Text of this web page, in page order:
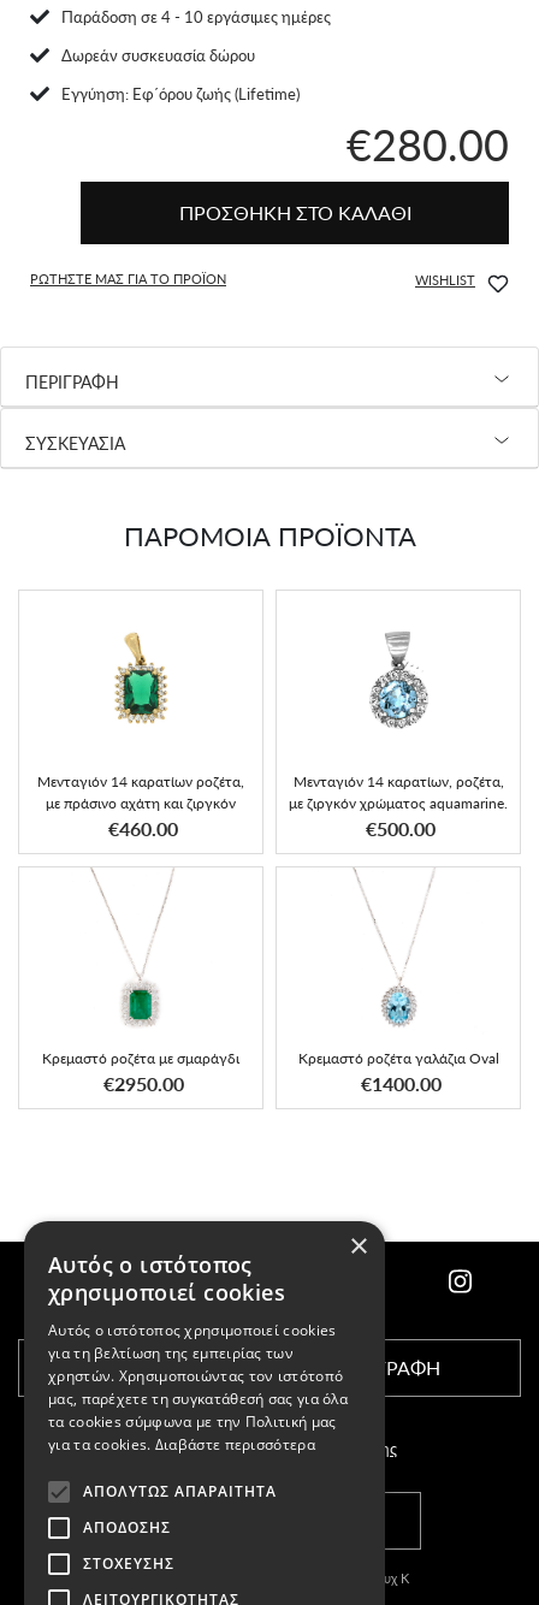
Παράδοση σε 4 - 10 εργάσιμες ημέρες
Δωρεάν συσκευασία δώρου
Eγγύηση: Εφ΄όρου ζωής (Lifetime)
€280.00
ΠΡΟΣΘΗΚΗ ΣΤΟ ΚΑΛΑΘΙ
ΡΩΤΗΣΤΕ ΜΑΣ ΓΙΑ ΤΟ ΠΡΟΪΟΝ WISHLIST
ΠΕΡΙΓΡΑΦΗ
ΣΥΣΚΕΥΑΣΙΑ
ΠΑΡΟΜΟΙΑ ΠΡΟΪΟΝΤΑ
Μενταγιόν 14 καρατίων ροζέτα,
με πράσινο αχάτη και ζιργκόν
€460.00
Μενταγιόν 14 καρατίων, ροζέτα,
με ζιργκόν χρώματος aquamarine.
€500.00
Κρεμαστό ροζέτα με σμαράγδι
€2950.00
Κρεμαστό ροζέτα γαλάζια Oval
€1400.00
ΕΓΓΡΑΦΗ
Αποδέχομαι τους όρους χρήσης
Copyright © 2011-2026 Κασπαριάν Σεμπουχ Κ
×
Αυτός ο ιστότοπος
χρησιμοποιεί cookies
Αυτός ο ιστότοπος χρησιμοποιεί cookies
για τη βελτίωση της εμπειρίας των
χρηστών. Χρησιμοποιώντας τον ιστότοπό
μας, παρέχετε τη συγκατάθεσή σας για όλα
τα cookies σύμφωνα με την Πολιτική μας
για τα cookies. Διαβάστε περισσότερα
ΑΠΟΛΎΤΩΣ ΑΠΑΡΑΊΤΗΤΑ
ΑΠΌΔΟΣΗΣ
ΣΤΌΧΕΥΣΗΣ
ΛΕΙΤΟΥΡΓΙΚΌΤΗΤΑΣ